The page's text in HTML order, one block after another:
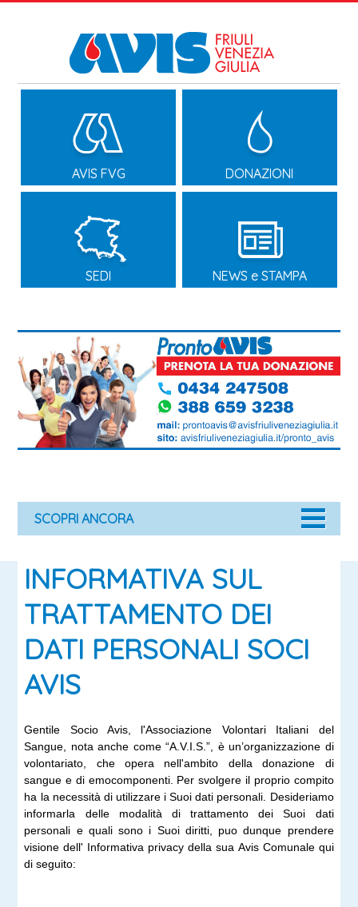
AVIS FVG DONAZIONI
SEDI NEWS e STAMPA
SCOPRI ANCORA
INFORMATIVA SUL
TRATTAMENTO DEI
DATI PERSONALI SOCI
AVIS
Gentile Socio Avis, l'Associazione Volontari Italiani del
Sangue, nota anche come “A.V.I.S.”, è un’organizzazione di
volontariato, che opera nell'ambito della donazione di
sangue e di emocomponenti. Per svolgere il proprio compito
ha la necessità di utilizzare i Suoi dati personali. Desideriamo
informarla delle modalità di trattamento dei Suoi dati
personali e quali sono i Suoi diritti, puo dunque prendere
visione dell' Informativa privacy della sua Avis Comunale qui
di seguito: